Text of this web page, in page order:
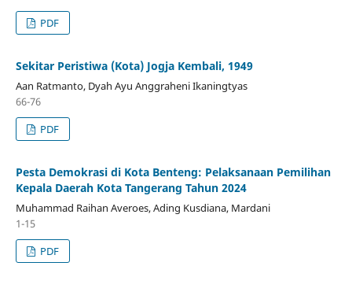
PDF
Sekitar Peristiwa (Kota) Jogja Kembali, 1949
Aan Ratmanto, Dyah Ayu Anggraheni Ikaningtyas
66-76
PDF
Pesta Demokrasi di Kota Benteng: Pelaksanaan Pemilihan
Kepala Daerah Kota Tangerang Tahun 2024
Muhammad Raihan Averoes, Ading Kusdiana, Mardani
1-15
PDF